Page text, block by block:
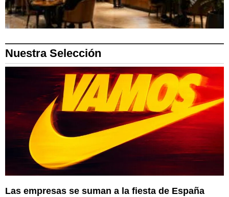
Nuestra Selección
Las empresas se suman a la fiesta de España